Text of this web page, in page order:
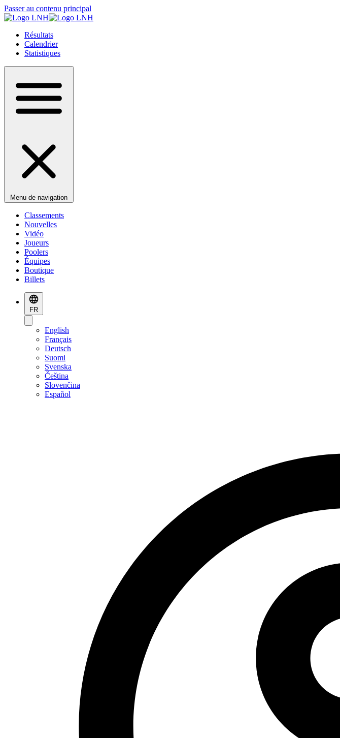
Passer au contenu principal
Résultats
Calendrier
Statistiques
Menu de navigation
Classements
Nouvelles
Vidéo
Joueurs
Poolers
Équipes
Boutique
Billets
FR
English
Français
Deutsch
Suomi
Svenska
Čeština
Slovenčina
Español